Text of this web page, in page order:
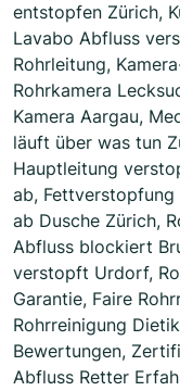
entstopfen Zürich,
Lavabo Abfluss
Rohrleitung,
Rohrkamera
Kamera Aargau,
läuft über was tun
Hauptleitung
ab, Fettverstopfung
ab Dusche Zürich,
Abfluss blockiert
verstopft Urdorf,
Garantie, Faire
Rohrreinigung
Bewertungen,
Abfluss Retter